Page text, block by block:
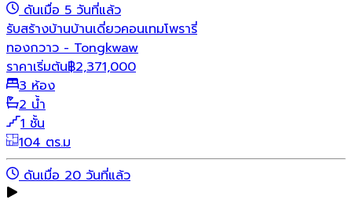
ดันเมื่อ 5 วันที่แล้ว
รับสร้างบ้านบ้านเดี่ยวคอนเทมโพรารี่
ทองกวาว - Tongkwaw
ราคาเริ่มต้น฿2,371,000
3 ห้อง
2 น้ำ
1 ชั้น
104 ตร.ม
ดันเมื่อ 20 วันที่แล้ว